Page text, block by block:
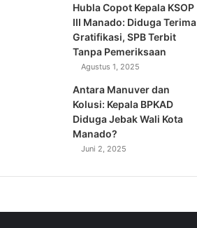
Hubla Copot Kepala KSOP
III Manado: Diduga Terima
Gratifikasi, SPB Terbit
Tanpa Pemeriksaan
Agustus 1, 2025
Antara Manuver dan
Kolusi: Kepala BPKAD
Diduga Jebak Wali Kota
Manado?
Juni 2, 2025